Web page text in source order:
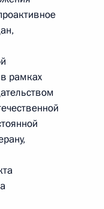
рамках